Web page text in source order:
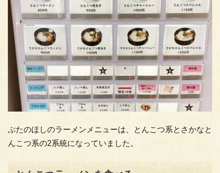
ぶたのほしのラーメンメニューは、とんこつ系とさかなと
んこつ系の2系統になっていました。